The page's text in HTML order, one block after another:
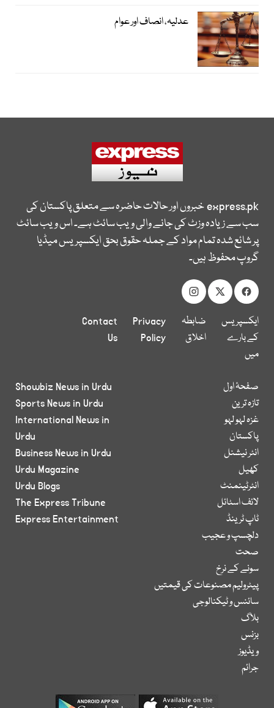
عدلیہ، انصاف اور عوام
express.pkخبروں اور حالات حاضرہ سے متعلق پاکستان کی
سب سے زیادہ وزٹ کی جانے والی ویب سائٹ ہے۔ اس ویب سائٹ
پر شائع شدہ تمام مواد کے جملہ حقوق بحق ایکسپریس میڈیا
گروپ محفوظ ہیں۔
ایکسپریس
کے بارے
میں
ضابطہ
اخلاق
Privacy
Policy
Contact
Us
صفحۂ اول
تازہ ترین
غزہ لہو لہو
پاکستان
انٹر نیشنل
کھیل
انٹرٹینمنٹ
لائف اسٹائل
ٹاپ ٹرینڈ
دلچسپ و عجیب
صحت
سونے کے نرخ
پیٹرولیم مصنوعات کی قیمتیں
سائنس و ٹیکنالوجی
بلاگ
بزنس
ویڈیوز
جرائم
Showbiz News in Urdu
Sports News in Urdu
International News in
Urdu
Business News in Urdu
Urdu Magazine
Urdu Blogs
The Express Tribune
Express Entertainment